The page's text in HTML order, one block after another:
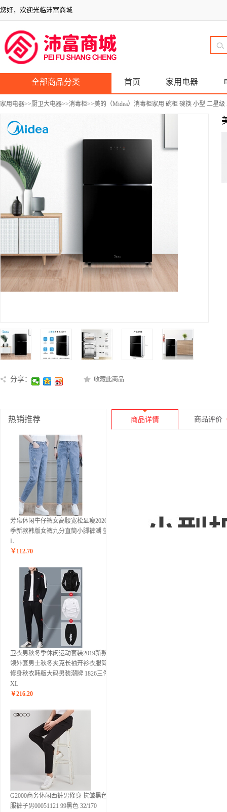
您好，欢迎光临沛富商城
全部商品分类 首页 家用电器
家用电器>>厨卫大电器>>消毒柜>>美的（Midea）消毒柜家用 碗柜 碗筷 小型 二星级
分享： 收藏此商品
热销推荐
芳帛休闲牛仔裤女高腰宽松显瘦2020夏
季新款韩版女裤九分直筒小脚裤潮 蓝色
L
￥ 112.70
卫衣男秋冬季休闲运动套装2019新款立
领外套男士秋冬夹克长袖开衫衣服简约
修身秋衣韩版大码男装潮牌 1826三件套
XL
￥216.20
G2000商务休闲西裤男修身 抗皱黑色西
服裤子男00051121 99黑色 32/170
商品详情 商品评价